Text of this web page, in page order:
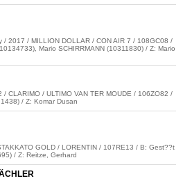
/ 2017 / MILLION DOLLAR / CON AIR 7 / 108GC08 /
Mario SCHIRRMANN (10311830) / Z: Mario
/ CLARIMO / ULTIMO VAN TER MOUDE / 106ZO82 /
/ Z: Komar Dusan
GOLD / LORENTIN / 107RE13 / B: Gest??t
/ Z: Reitze, Gerhard